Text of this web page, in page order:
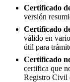
Certificado
versión
Certificado
válido en
útil para
Certificado
certifica que
Registro Civil